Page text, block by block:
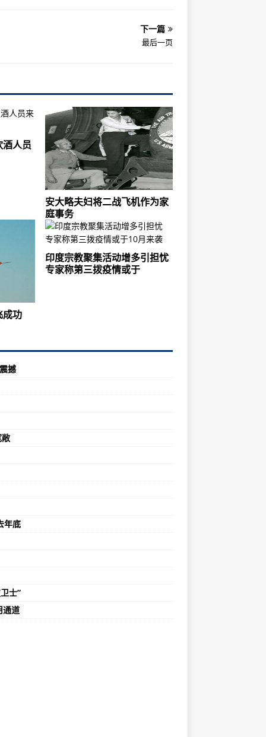
下一篇
最后一页
人员
安大略夫妇将二战飞机作为家
庭事务
成功
印度宗教聚集活动增多引担忧
专家称第三拨疫情或于
撼
年底
士”
通道